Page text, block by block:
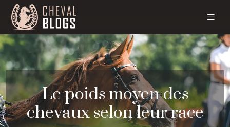
Le poids moyen des
chevaux selon leur race